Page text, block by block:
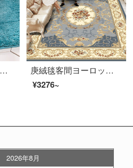
すでに庚地にトイレの浴室の入り口に吸水マットを敷いています。家庭用浴室の吸水マットです。
庚絨毯客間ヨーロッパ式の軽い贅沢なソファーの茶卓の絨毯の家庭用部屋の寝室のドアの敷き床のじゅうたんのいっぱいの敷物の323灰色【洋式】160X 2230 CM
¥3276~
2026年8月